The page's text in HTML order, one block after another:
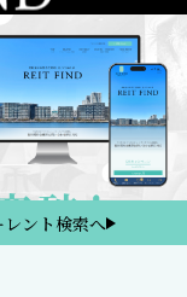
ント検索へ